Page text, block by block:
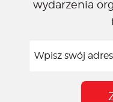
wydarzenia